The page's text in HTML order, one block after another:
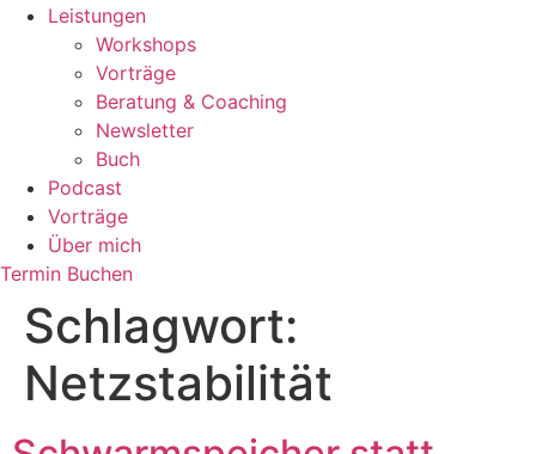
Leistungen
Workshops
Vorträge
Beratung & Coaching
Newsletter
Buch
Podcast
Vorträge
Über mich
Termin Buchen
Schlagwort:
Netzstabilität